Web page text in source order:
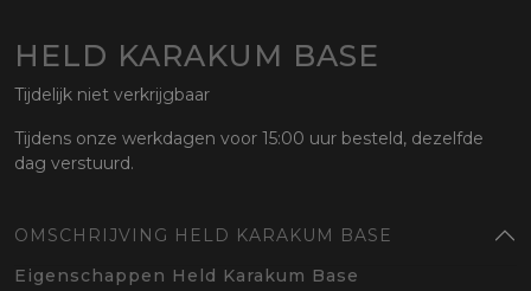
HELD KARAKUM BASE
Tijdelijk niet verkrijgbaar
Tijdens onze werkdagen voor 15:00 uur besteld, dezelfde
dag verstuurd.
OMSCHRIJVING HELD KARAKUM BASE
Eigenschappen Held Karakum Base